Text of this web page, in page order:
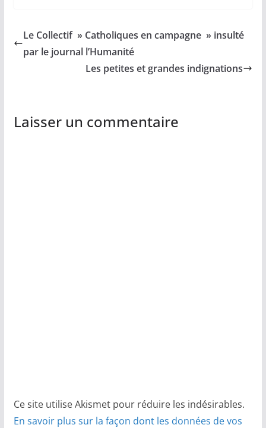
Le Collectif » Catholiques en campagne » insulté
par le journal l’Humanité
Les petites et grandes indignations
Laisser un commentaire
Ce site utilise Akismet pour réduire les indésirables.
En savoir plus sur la façon dont les données de vos